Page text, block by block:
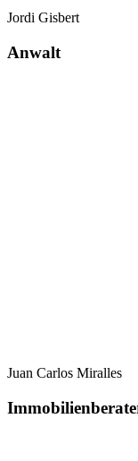
Jordi Gisbert
Anwalt
Juan Carlos Miralles